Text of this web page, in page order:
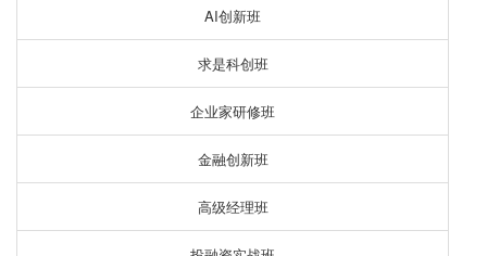
AI创新班
求是科创班
企业家研修班
金融创新班
高级经理班